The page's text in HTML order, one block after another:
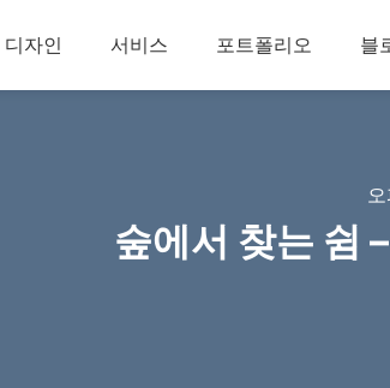
디자인 서비스 포트폴리오 블
숲에서 찾는 쉼